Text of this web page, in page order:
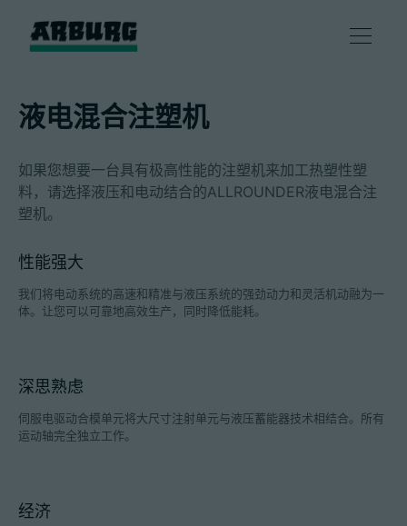
产品
解决方案
咨询和服务
智慧制造
企业
液电混合注塑机
如果您想要一台具有极高性能的注塑机来加工热塑性塑
料，请选择液压和电动结合的ALLROUNDER液电混合注
塑机。
性能强大
我们将电动系统的高速和精准与液压系统的强劲动力和灵活机动融为一
体。让您可以可靠地高效生产，同时降低能耗。
深思熟虑
伺服电驱动合模单元将大尺寸注射单元与液压蓄能器技术相结合。所有
运动轴完全独立工作。
经济